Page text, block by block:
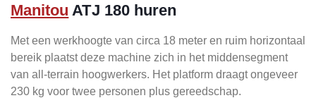
Manitou ATJ 180 huren
Met een werkhoogte van circa 18 meter en ruim horizontaal
bereik plaatst deze machine zich in het middensegment
van all-terrain hoogwerkers. Het platform draagt ongeveer
230 kg voor twee personen plus gereedschap.